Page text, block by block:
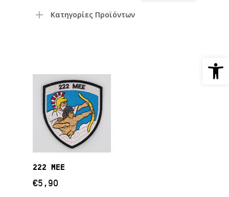
Κατηγορίες Προϊόντων
Προσθήκη Στο
222 ΜΕΕ
€5,90